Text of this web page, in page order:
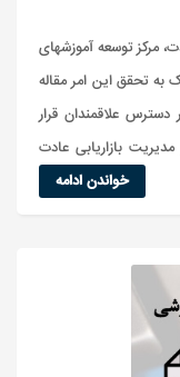
مرکز توسعه آموزشهای
تحقق این امر مقاله
علاقمندان قرار
مدیریت بازاریابی عادت
خواندن ادامه